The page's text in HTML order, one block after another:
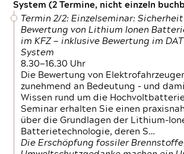
System (2 Termine, nicht einzeln
Termin 2/2: Einzelseminar:
Bewertung von Lithium Ionen
im KFZ — inklusive Bewertung im DAT
System
8.30—16.30 Uhr
Die Bewertung von
zunehmend an Bedeutung – und
Wissen rund um die
Seminar erhalten Sie einen
über die Grundlagen der Lithium-
Batterietechnologie, deren S…
Die Erschöpfung fossiler